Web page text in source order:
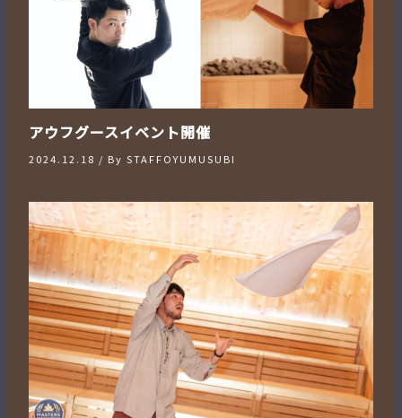
アウフグースイベント開催
2024.12.18 / By STAFFOYUMUSUBI